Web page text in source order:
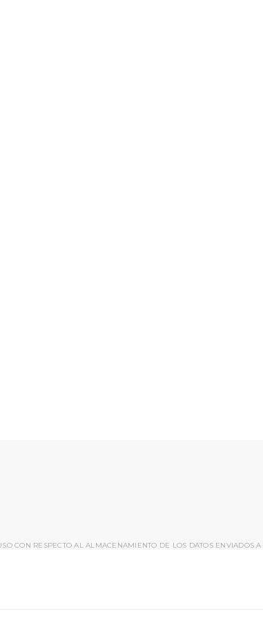
CON RESPECTO AL ALMACENAMIENTO DE LOS DATOS ENVIADOS